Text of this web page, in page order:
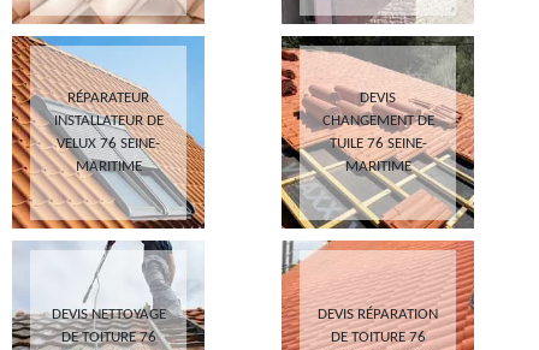
RÉPARATEUR
INSTALLATEUR DE
VELUX 76 SEINE-
MARITIME
DEVIS
CHANGEMENT DE
TUILE 76 SEINE-
MARITIME
DEVIS NETTOYAGE
DE TOITURE 76
DEVIS RÉPARATION
DE TOITURE 76